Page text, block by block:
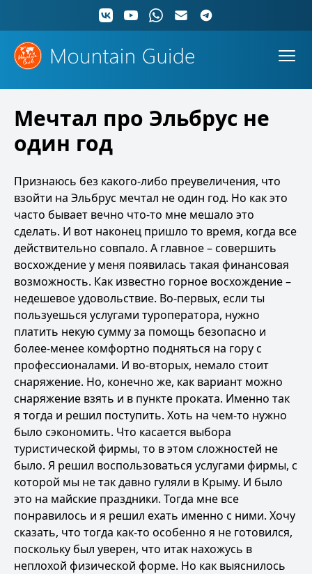
Мечтал про Эльбрус не
один год
Признаюсь без какого-либо преувеличения, что
взойти на Эльбрус мечтал не один год. Но как это
часто бывает вечно что-то мне мешало это
сделать. И вот наконец пришло то время, когда все
действительно совпало. А главное – совершить
восхождение у меня появилась такая финансовая
возможность. Как известно горное восхождение –
недешевое удовольствие. Во-первых, если ты
пользуешься услугами туроператора, нужно
платить некую сумму за помощь безопасно и
более-менее комфортно подняться на гору с
профессионалами. И во-вторых, немало стоит
снаряжение. Но, конечно же, как вариант можно
снаряжение взять и в пункте проката. Именно так
я тогда и решил поступить. Хоть на чем-то нужно
было сэкономить. Что касается выбора
туристической фирмы, то в этом сложностей не
было. Я решил воспользоваться услугами фирмы, с
которой мы не так давно гуляли в Крыму. И было
это на майские праздники. Тогда мне все
понравилось и я решил ехать именно с ними. Хочу
сказать, что тогда как-то особенно я не готовился,
поскольку был уверен, что итак нахожусь в
неплохой физической форме. Но как выяснилось